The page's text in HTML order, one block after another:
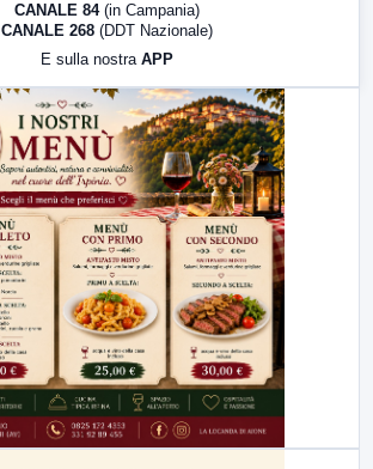
LabNews (replica)
CANALE 84 (in Campania)
CANALE 268 (DDT Nazionale)
E sulla nostra APP